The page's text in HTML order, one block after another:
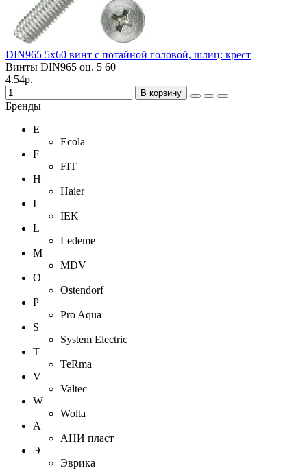
DIN965 5х60 винт с потайной головой, шлиц: крест
Винты DIN965 оц. 5 60
4.54р.
В корзину
Бренды
E
Ecola
F
FIT
H
Haier
I
IEK
L
Ledeme
M
MDV
O
Ostendorf
P
Pro Aqua
S
System Electric
T
TeRma
V
Valtec
W
Wolta
А
АНИ пласт
Э
Эврика